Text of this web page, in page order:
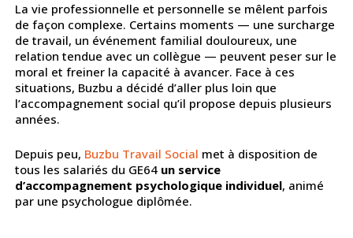
La vie professionnelle et personnelle se mêlent parfois
de façon complexe. Certains moments — une surcharge
de travail, un événement familial douloureux, une
relation tendue avec un collègue — peuvent peser sur le
moral et freiner la capacité à avancer. Face à ces
situations, Buzbu a décidé d’aller plus loin que
l’accompagnement social qu’il propose depuis plusieurs
années.
Depuis peu, Buzbu Travail Social met à disposition de
tous les salariés du GE64 un service
d’accompagnement psychologique individuel, animé
par une psychologue diplômée.